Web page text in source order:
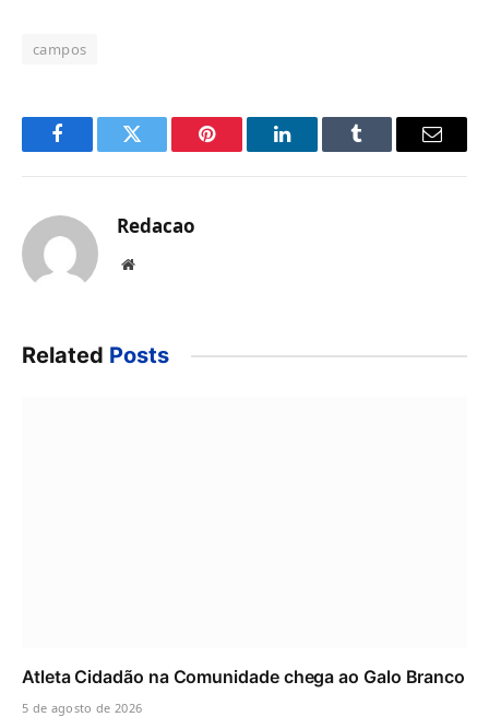
campos
FacebookTwitter Pinterest LinkedInTumblr Email
Redacao
Website
Related Posts
Atleta Cidadão na Comunidade chega ao Galo Branco
5 de agosto de 2026